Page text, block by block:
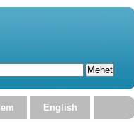
English